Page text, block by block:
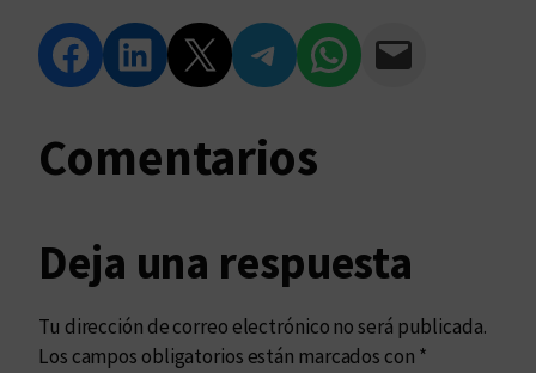
Compartir en Facebook Compartir en LinkedIn Compartir en Twitter Compartir en Telegram Compartir en WhatsApp Compartir vía Email
Comentarios
Deja una respuesta
Tu dirección de correo electrónico no será publicada.
Los campos obligatorios están marcados con *